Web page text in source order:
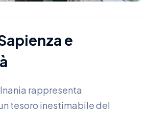
e
rappresenta
tesoro inestimabile del